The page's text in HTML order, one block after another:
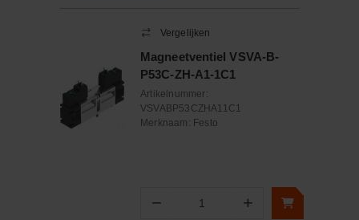
Vergelijken
Magneetventiel VSVA-B-
P53C-ZH-A1-1C1
Artikelnummer:
VSVABP53CZHA11C1
Merknaam: Festo
− Aantal +